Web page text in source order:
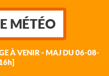
MÉTÉO
À VENIR - MAJ DU 06-08-